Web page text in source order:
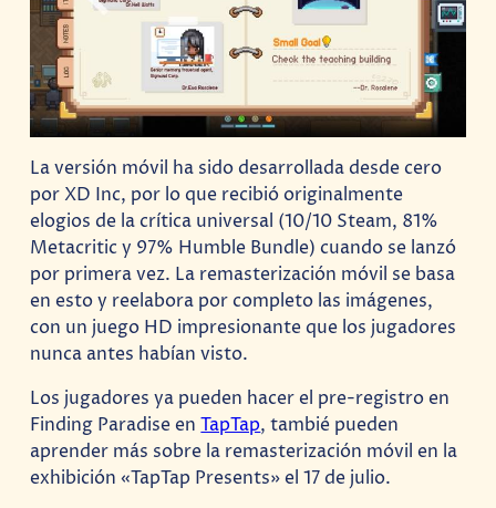
La versión móvil ha sido desarrollada desde cero
por XD Inc, por lo que recibió originalmente
elogios de la crítica universal (10/10 Steam, 81%
Metacritic y 97% Humble Bundle) cuando se lanzó
por primera vez. La remasterización móvil se basa
en esto y reelabora por completo las imágenes,
con un juego HD impresionante que los jugadores
nunca antes habían visto.
Los jugadores ya pueden hacer el pre-registro en
Finding Paradise enTapTap, tambié pueden
aprender más sobre la remasterización móvil en la
exhibición «TapTap Presents» el 17 de julio.